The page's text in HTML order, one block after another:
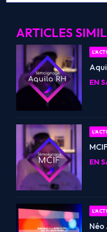
ARTICLES
EN
EN
Néo